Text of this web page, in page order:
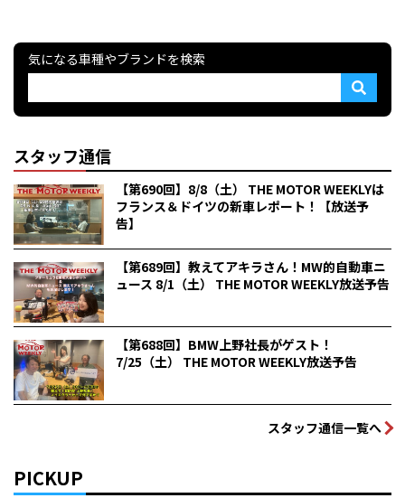
気になる車種やブランドを検索
スタッフ通信
【第690回】8/8（土） THE MOTOR WEEKLYは
フランス＆ドイツの新車レポート！【放送予
告】
【第689回】教えてアキラさん！MW的自動車ニ
ュース 8/1（土） THE MOTOR WEEKLY放送予告
【第688回】BMW上野社長がゲスト！
7/25（土） THE MOTOR WEEKLY放送予告
スタッフ通信一覧へ
PICKUP